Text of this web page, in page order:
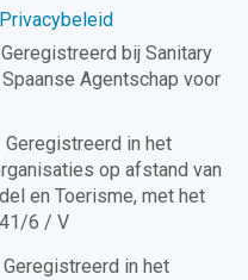
Privacybeleid
Geregistreerd bij Sanitary
Agentschap voor
Geregistreerd in het
op afstand van
en Toerisme, met het
6 / V
Geregistreerd in het